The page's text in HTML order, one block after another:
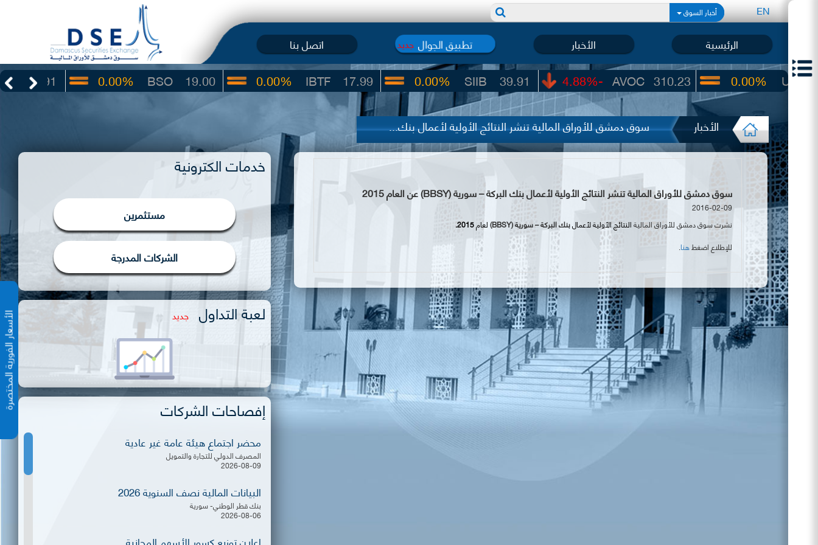
EN أخبار السوق
الرئيسية الأخبار تطبيق الجوال جديد اتصل بنا
19.00
BSO
0.00% 17.99
IBTF
0.00% 39.91
SIIB
0.00% 310.23
AVOC
-4.88% 22.65
UIC
0.00%
الأخبار سوق دمشق للأوراق المالية تنشر النتائج الأولية لأعمال بنك...
الأسعار
سوق دمشق للأوراق المالية تنشر النتائج الأولية لأعمال بنك البركة – سورية (BBSY) عن العام 2015
2016-02-09
نشرت سوق دمشق للأوراق الماليةالنتائج الأولية لأعمالبنك البركة – سورية (BBSY
)لعام2015
.
للإطلاع اضغطهنا.
خدمات الكترونية
مستثمرين
الشركات المدرجة
لعبة التداول جديد
إفصاحات الشركات
محضر اجتماع هيئة عامة غير عادية
المصرف الدولي للتجارة والتمويل
2026-08-09
البيانات المالية نصف السنوية 2026
بنك قطر الوطني- سورية
2026-08-06